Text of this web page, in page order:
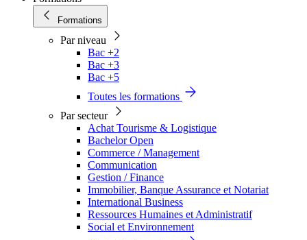
Formations
Par niveau
Bac +2
Bac +3
Bac +5
Toutes les formations
Par secteur
Achat Tourisme & Logistique
Bachelor Open
Commerce / Management
Communication
Gestion / Finance
Immobilier, Banque Assurance et Notariat
International Business
Ressources Humaines et Administratif
Social et Environnement